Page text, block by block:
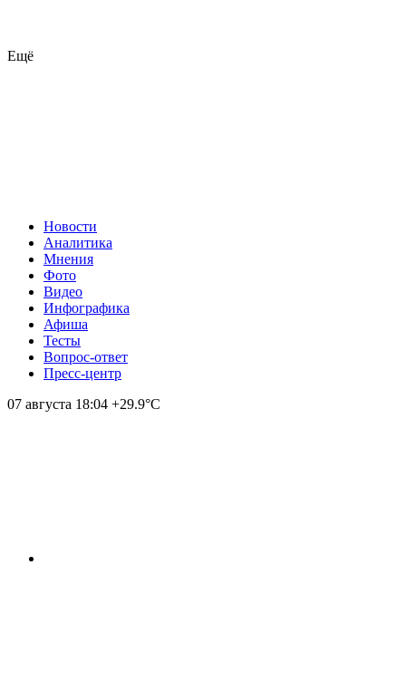
Ещё
Новости
Аналитика
Мнения
Фото
Видео
Инфографика
Афиша
Тесты
Вопрос-ответ
Пресс-центр
07 августа 18:04 +29.9°С